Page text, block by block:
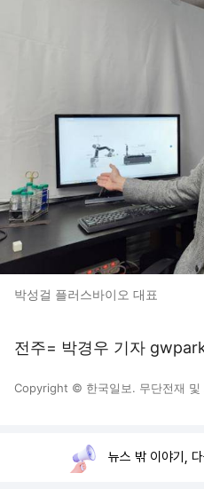
박성걸 플러스바이오 대표
전주= 박경우 기자
Copyright © 한국일보. 무단전재 및
뉴스 밖 이야기,